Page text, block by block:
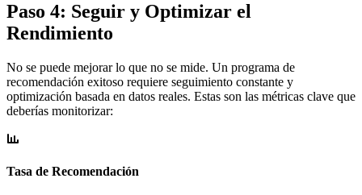
Paso 4: Seguir y Optimizar el
Rendimiento
No se puede mejorar lo que no se mide. Un programa de
recomendación exitoso requiere seguimiento constante y
optimización basada en datos reales. Estas son las métricas clave que
deberías monitorizar:
Tasa de Recomendación